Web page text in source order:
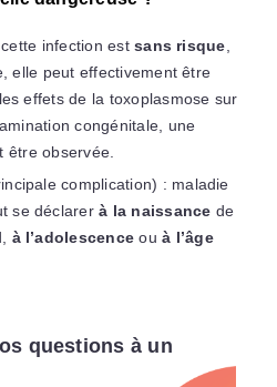
infection estsans risque
elle peut effectivement être
les effets de la toxoplasmose sur
congénitale, une
être observée.
complication) : maladie
se déclarerà la naissance de
à l’adolescence ouà l’âge
questions à un